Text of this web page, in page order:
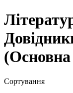
Сортування